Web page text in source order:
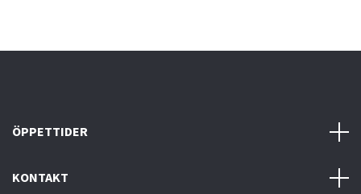
ÖPPETTIDER
KONTAKT